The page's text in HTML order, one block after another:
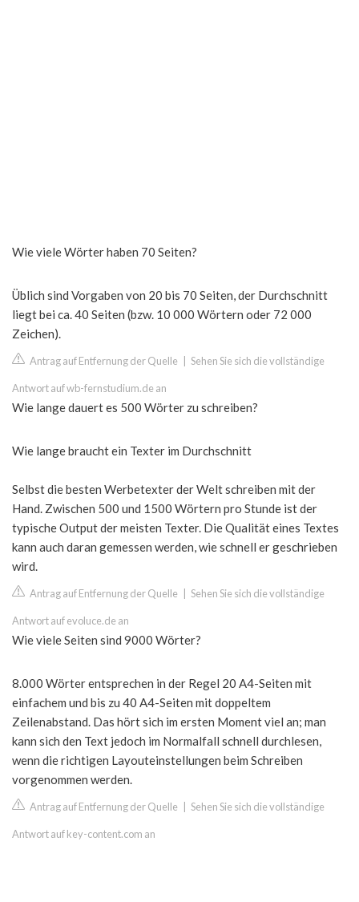
Wie viele Wörter haben 70 Seiten?
Üblich sind Vorgaben von 20 bis 70 Seiten, der Durchschnitt
liegt bei ca. 40 Seiten (bzw. 10 000 Wörtern oder 72 000
Zeichen).
Antrag auf Entfernung der Quelle Sehen Sie sich die vollständige
Antwort auf wb-fernstudium.de an
Wie lange dauert es 500 Wörter zu schreiben?
Wie lange braucht ein Texter im Durchschnitt
Selbst die besten Werbetexter der Welt schreiben mit der
Hand. Zwischen 500 und 1500 Wörtern pro Stunde ist der
typische Output der meisten Texter. Die Qualität eines Textes
kann auch daran gemessen werden, wie schnell er geschrieben
wird.
Antrag auf Entfernung der Quelle Sehen Sie sich die vollständige
Antwort auf evoluce.de an
Wie viele Seiten sind 9000 Wörter?
8.000 Wörter entsprechen in der Regel 20 A4-Seiten mit
einfachem und bis zu 40 A4-Seiten mit doppeltem
Zeilenabstand. Das hört sich im ersten Moment viel an; man
kann sich den Text jedoch im Normalfall schnell durchlesen,
wenn die richtigen Layouteinstellungen beim Schreiben
vorgenommen werden.
Antrag auf Entfernung der Quelle Sehen Sie sich die vollständige
Antwort auf key-content.com an